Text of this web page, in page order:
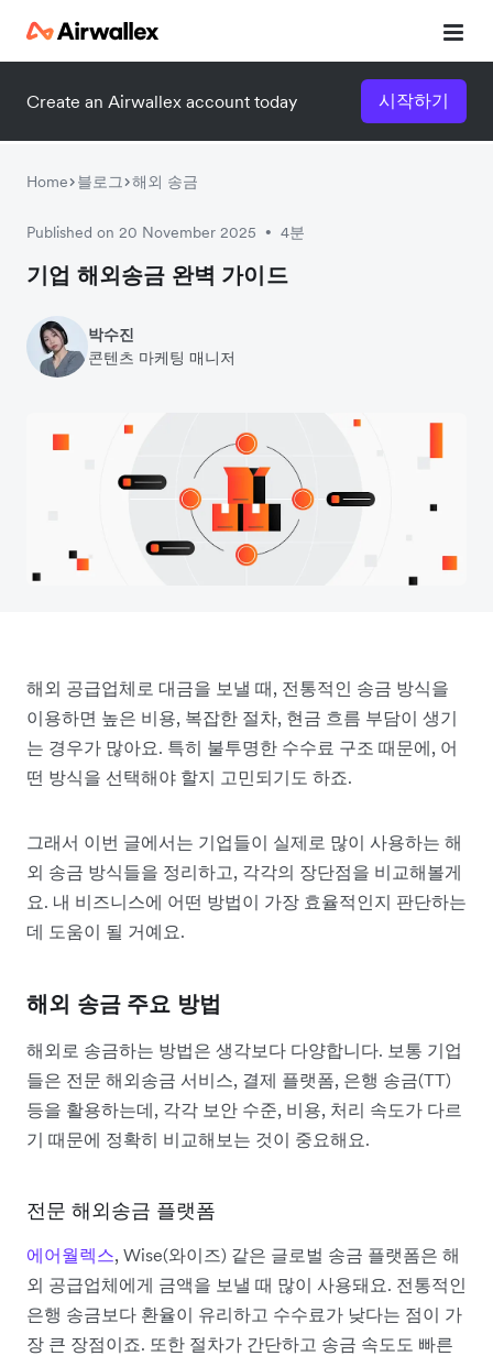
Create an Airwallex account today 시작하기
Home 블로그 해외 송금
Published on 20 November 2025 • 4분
기업 해외송금 완벽 가이드
박수진
콘텐츠 마케팅 매니저
해외 공급업체로 대금을 보낼 때, 전통적인 송금 방식을
이용하면 높은 비용, 복잡한 절차, 현금 흐름 부담이 생기
는 경우가 많아요. 특히 불투명한 수수료 구조 때문에, 어
떤 방식을 선택해야 할지 고민되기도 하죠.
그래서 이번 글에서는 기업들이 실제로 많이 사용하는 해
외 송금 방식들을 정리하고, 각각의 장단점을 비교해볼게
요. 내 비즈니스에 어떤 방법이 가장 효율적인지 판단하는
데 도움이 될 거예요.
해외 송금 주요 방법
해외로 송금하는 방법은 생각보다 다양합니다. 보통 기업
들은 전문 해외송금 서비스, 결제 플랫폼, 은행 송금(TT)
등을 활용하는데, 각각 보안 수준, 비용, 처리 속도가 다르
기 때문에 정확히 비교해보는 것이 중요해요.
전문 해외송금 플랫폼
에어월렉스, Wise(와이즈) 같은 글로벌 송금 플랫폼은 해
외 공급업체에게 금액을 보낼 때 많이 사용돼요. 전통적인
은행 송금보다 환율이 유리하고 수수료가 낮다는 점이 가
장 큰 장점이죠. 또한 절차가 간단하고 송금 속도도 빠른